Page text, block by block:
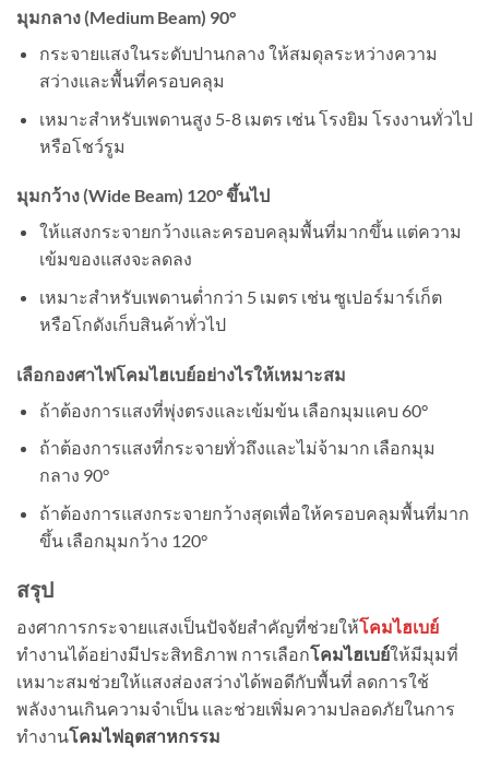
มุมกลาง (Medium Beam) 90°
กระจายแสงในระดับปานกลาง ให้สมดุลระหว่างความ
สว่างและพื้นที่ครอบคลุม
เหมาะสำหรับเพดานสูง 5-8 เมตร เช่น โรงยิม โรงงานทั่วไป
หรือโชว์รูม
มุมกว้าง (Wide Beam) 120° ขึ้นไป
ให้แสงกระจายกว้างและครอบคลุมพื้นที่มากขึ้น แต่ความ
เข้มของแสงจะลดลง
เหมาะสำหรับเพดานต่ำกว่า 5 เมตร เช่น ซูเปอร์มาร์เก็ต
หรือโกดังเก็บสินค้าทั่วไป
เลือกองศาไฟโคมไฮเบย์อย่างไรให้เหมาะสม
ถ้าต้องการแสงที่พุ่งตรงและเข้มข้น เลือกมุมแคบ 60°
ถ้าต้องการแสงที่กระจายทั่วถึงและไม่จ้ามาก เลือกมุม
กลาง 90°
ถ้าต้องการแสงกระจายกว้างสุดเพื่อให้ครอบคลุมพื้นที่มาก
ขึ้น เลือกมุมกว้าง 120°
สรุป
องศาการกระจายแสงเป็นปัจจัยสำคัญที่ช่วยให้โคมไฮเบย์
ทำงานได้อย่างมีประสิทธิภาพ การเลือกโคมไฮเบย์ให้มีมุมที่
เหมาะสมช่วยให้แสงส่องสว่างได้พอดีกับพื้นที่ ลดการใช้
พลังงานเกินความจำเป็น และช่วยเพิ่มความปลอดภัยในการ
ทำงานโคมไฟอุตสาหกรรม